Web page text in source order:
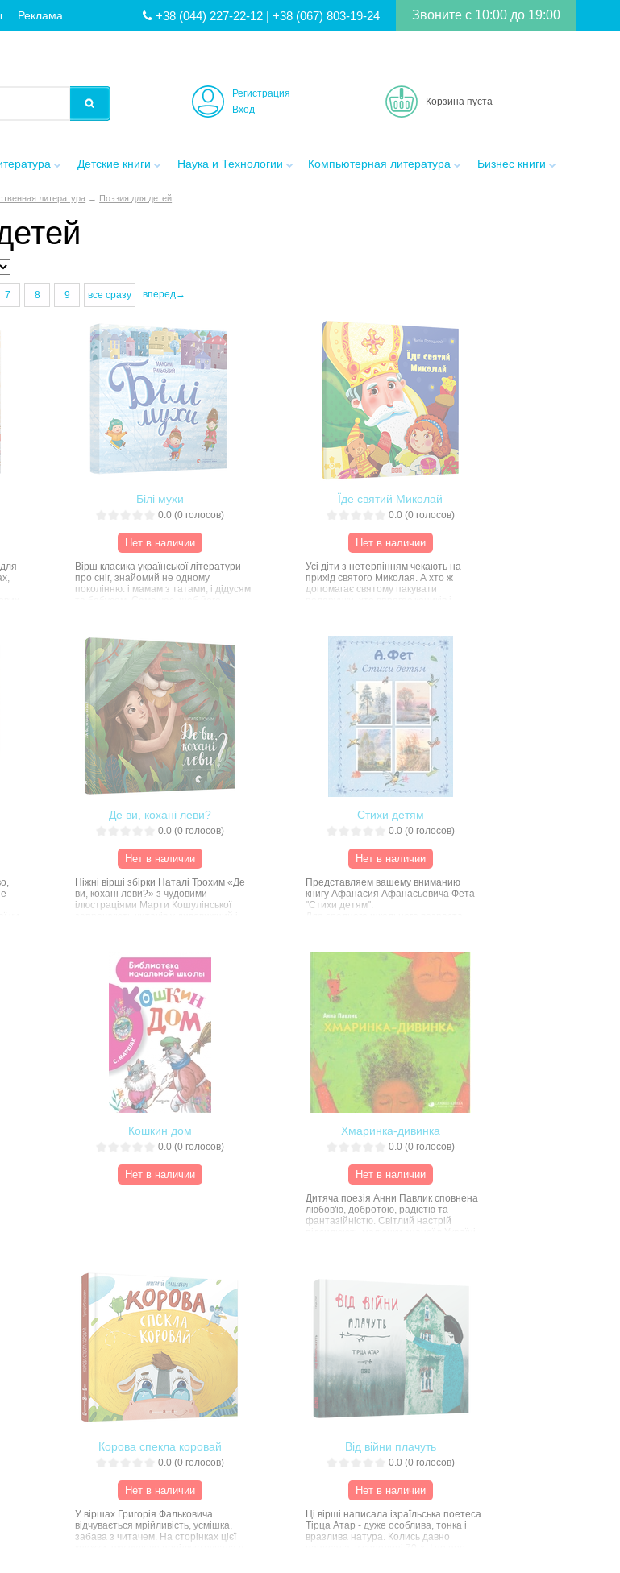
Реклама Звоните с 10:00 до 19:00
+38 (044) 227-22-12 |+38 (067) 803-19-24
Корзина пуста
Регистрация
Вход
Детские книги Наука и Технологии Компьютерная литература Бизнес книги
литература → Поэзия для детей
7 8 9 все сразу вперед→
і
на
Білі мухи
0.0 (0 голосов)
Нет в наличии
Вірш класика української літератури
про сніг, знайомий не одному
поколінню: і мамам з татами, і дідусям
Їде святий Миколай
0.0 (0 голосов)
Нет в наличии
Усі діти з нетерпінням чекають на
прихід святого Миколая. А хто ж
допомагає святому пакувати
до малечі? Про це все наймолодші
читачі довідаються, прочитавши з
батьками чудовий вірш про Миколая,
який написав класик дитячої
літератури Антін Лотоцький, а
проілюструвала художниця
Олександра Абельчакова.
Де ви, кохані леви?
0.0 (0 голосов)
Нет в наличии
Ніжні вірші збірки Наталі Трохим «Де
ви, кохані леви?» з чудовими
ілюстраціями Марти Кошулінської
ходить у капелюсі, а дощик скаче по
воді. А хто на кого схожий — киця на
хмаринку чи навпаки, — цікаво буде
дізнатися не тільки дітям, але і їхнім
батькам, адже вірші завжди цікавіше
читати разом.
Стихи детям
0.0 (0 голосов)
Нет в наличии
Представляем вашему вниманию
книгу Афанасия Афанасьевича Фета
"Стихи детям".
Кошкин дом
0.0 (0 голосов)
Нет в наличии
Хмаринка-дивинка
0.0 (0 голосов)
Нет в наличии
Дитяча поезія Анни Павлик сповнена
любов'ю, добротою, радістю та
фантазійністю. Світлий настрій
Корова спекла коровай
0.0 (0 голосов)
Нет в наличии
У віршах Григорія Фальковича
відчувається мрійливість, усмішка,
забава з читачем. На сторінках цієї
Від війни плачуть
0.0 (0 голосов)
Нет в наличии
Ці вірші написала ізраїльська поетеса
Тірца Атар - дуже особлива, тонка і
вразлива натура. Колись давно